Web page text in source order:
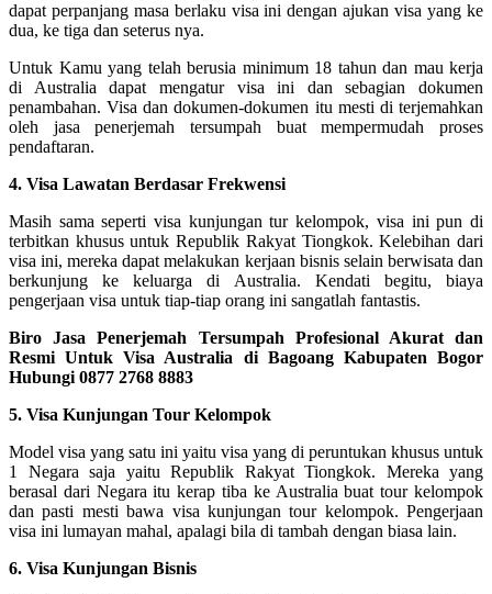
dapat perpanjang masa berlaku visa ini dengan ajukan visa yang ke
dua, ke tiga dan seterus nya.
Untuk Kamu yang telah berusia minimum 18 tahun dan mau kerja
di Australia dapat mengatur visa ini dan sebagian dokumen
penambahan. Visa dan dokumen-dokumen itu mesti di terjemahkan
oleh jasa penerjemah tersumpah buat mempermudah proses
pendaftaran.
4. Visa Lawatan Berdasar Frekwensi
Masih sama seperti visa kunjungan tur kelompok, visa ini pun di
terbitkan khusus untuk Republik Rakyat Tiongkok. Kelebihan dari
visa ini, mereka dapat melakukan kerjaan bisnis selain berwisata dan
berkunjung ke keluarga di Australia. Kendati begitu, biaya
pengerjaan visa untuk tiap-tiap orang ini sangatlah fantastis.
Biro Jasa Penerjemah Tersumpah Profesional Akurat dan
Resmi Untuk Visa Australia di Bagoang Kabupaten Bogor
Hubungi 0877 2768 8883
5. Visa Kunjungan Tour Kelompok
Model visa yang satu ini yaitu visa yang di peruntukan khusus untuk
1 Negara saja yaitu Republik Rakyat Tiongkok. Mereka yang
berasal dari Negara itu kerap tiba ke Australia buat tour kelompok
dan pasti mesti bawa visa kunjungan tour kelompok. Pengerjaan
visa ini lumayan mahal, apalagi bila di tambah dengan biasa lain.
6. Visa Kunjungan Bisnis